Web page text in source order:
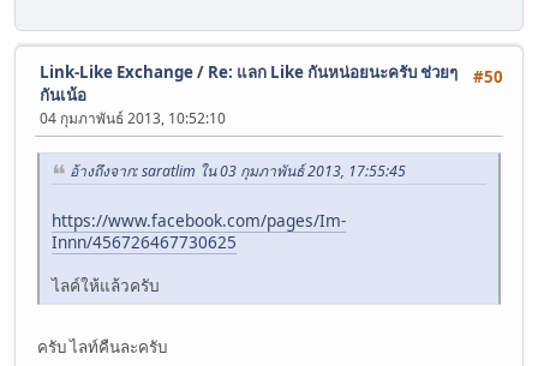
#50
Link-Like Exchange/ Re: แลก Like กันหน่อยนะครับ ช่วยๆ
กันเน้อ
04 กุมภาพันธ์ 2013, 10:52:10
อ้างถึงจาก: saratlim ใน 03 กุมภาพันธ์ 2013, 17:55:45
https://www.facebook.com/pages/Im-
Innn/456726467730625
ไลค์ให้แล้วครับ
ครับ ไลท์คืนละครับ